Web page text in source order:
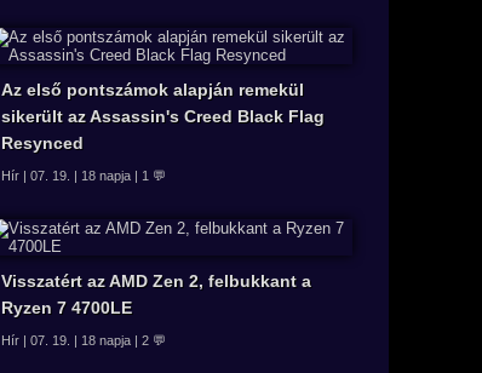
Az első pontszámok alapján remekül
sikerült az Assassin's Creed Black Flag
Resynced
Hír | 07. 19. | 18 napja | 1 💬
Visszatért az AMD Zen 2, felbukkant a
Ryzen 7 4700LE
Hír | 07. 19. | 18 napja | 2 💬